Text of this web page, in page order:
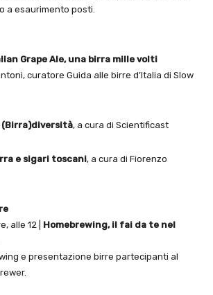
a esaurimento posti.
Grape Ale, una birra mille volti
curatore Guida alle birre d’Italia di Slow
(Birra)diversità, a cura di Scientificast
e sigari toscani, a cura di Fiorenzo
alle 12 | Homebrewing, il fai da te nel
e presentazione birre partecipanti al